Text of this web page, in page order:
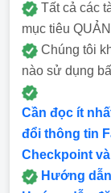
Tất cả các
mục tiêu
Chúng tôi
nào sử dụng
Cần đọc ít
đổi thông tin
Checkpoint
Hướng